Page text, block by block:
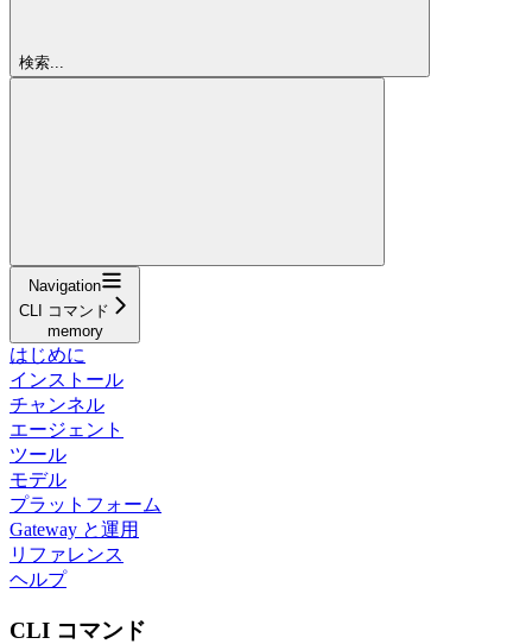
検索...
Navigation
CLI コマンド
memory
はじめに
インストール
チャンネル
エージェント
ツール
モデル
プラットフォーム
Gateway と運用
リファレンス
ヘルプ
CLI コマンド